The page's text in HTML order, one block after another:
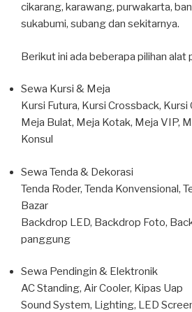
cikarang, karawang, purwakarta,
sukabumi, subang dan sekitarnya.
Berikut ini ada beberapa pilihan alat
Sewa Kursi & Meja
Kursi Futura, Kursi Crossback,
Meja Bulat, Meja Kotak, Meja VIP,
Konsul
Sewa Tenda & Dekorasi
Tenda Roder, Tenda Konvensional,
Bazar
Backdrop LED, Backdrop Foto,
panggung
Sewa Pendingin & Elektronik
AC Standing, Air Cooler, Kipas Uap
Sound System, Lighting, LED